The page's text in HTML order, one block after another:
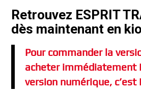
Retrouvez ESPRIT
dès maintenant en
Pour commander la
acheter immédiatement
version numérique, c’est